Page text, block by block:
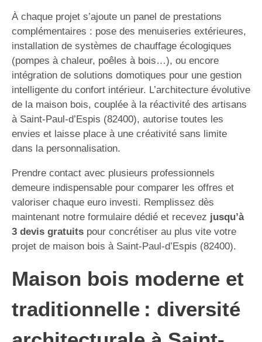
À chaque projet s’ajoute un panel de prestations
complémentaires : pose des menuiseries extérieures,
installation de systèmes de chauffage écologiques
(pompes à chaleur, poêles à bois…), ou encore
intégration de solutions domotiques pour une gestion
intelligente du confort intérieur. L’architecture évolutive
de la maison bois, couplée à la réactivité des artisans
à Saint-Paul-d’Espis (82400), autorise toutes les
envies et laisse place à une créativité sans limite
dans la personnalisation.
Prendre contact avec plusieurs professionnels
demeure indispensable pour comparer les offres et
valoriser chaque euro investi. Remplissez dès
maintenant notre formulaire dédié et recevez jusqu’à
3 devis gratuits pour concrétiser au plus vite votre
projet de maison bois à Saint-Paul-d’Espis (82400).
Maison bois moderne et
traditionnelle : diversité